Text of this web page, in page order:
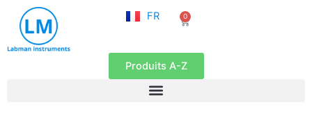
contenu
FR
EN
0
Panier
Produits A-Z